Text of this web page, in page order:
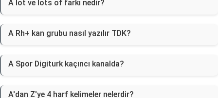
A lot ve lots of farkı nedir?
A Rh+ kan grubu nasıl yazılır TDK?
A Spor Digiturk kaçıncı kanalda?
A'dan Z'ye 4 harf kelimeler nelerdir?